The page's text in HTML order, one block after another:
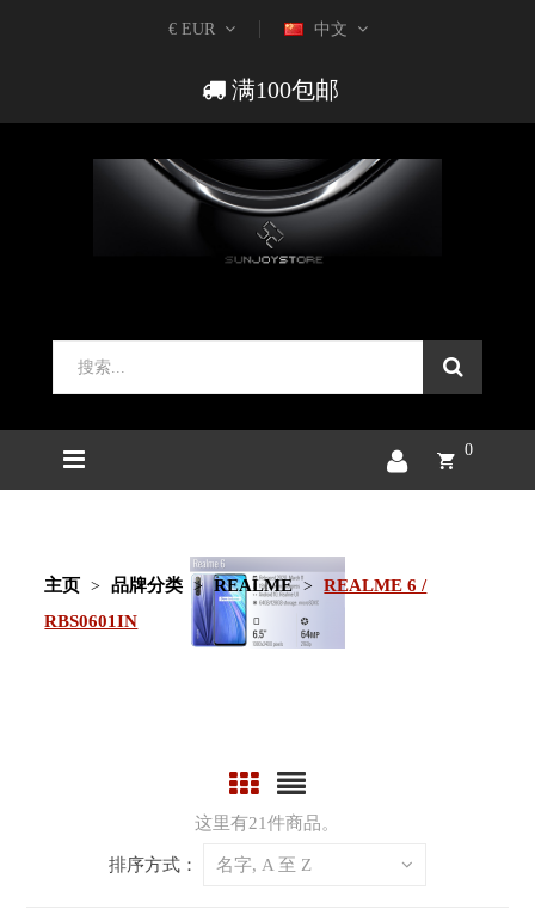
€ EUR 中文
满100包邮
0
主页 品牌分类 REALME
REALME 6 /
RBS0601IN
这里有21件商品。
排序方式： 名字, A 至 Z